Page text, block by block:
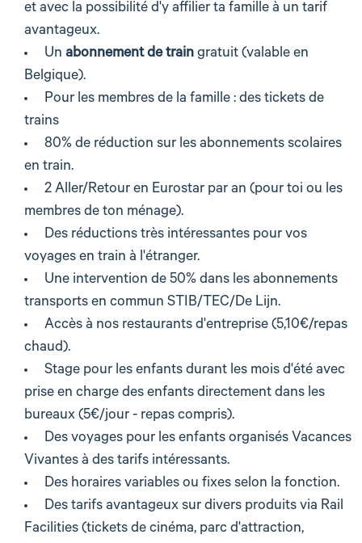
et avec la possibilité d'y affilier ta famille à un tarif
avantageux.
Un abonnement de train gratuit (valable en
Belgique).
Pour les membres de la famille : des tickets de
trains
80% de réduction sur les abonnements scolaires
en train.
2 Aller/Retour en Eurostar par an (pour toi ou les
membres de ton ménage).
Des réductions très intéressantes pour vos
voyages en train à l'étranger.
Une intervention de 50% dans les abonnements
transports en commun STIB/TEC/De Lijn.
Accès à nos restaurants d'entreprise (5,10€/repas
chaud).
Stage pour les enfants durant les mois d'été avec
prise en charge des enfants directement dans les
bureaux (5€/jour - repas compris).
Des voyages pour les enfants organisés Vacances
Vivantes à des tarifs intéressants.
Des horaires variables ou fixes selon la fonction.
Des tarifs avantageux sur divers produits via Rail
Facilities (tickets de cinéma, parc d'attraction,